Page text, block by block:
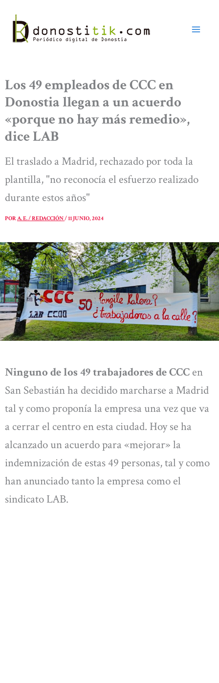
contenido
Los 49 empleados de CCC en
Donostia llegan a un acuerdo
«porque no hay más remedio»,
dice LAB
El traslado a Madrid, rechazado por toda la
plantilla, "no reconocía el esfuerzo realizado
durante estos años"
PORA. E. / REDACCIÓN/11 JUNIO, 2024
Ninguno de los 49 trabajadores de CCC en
San Sebastián ha decidido marcharse a Madrid
tal y como proponía la empresa una vez que va
a cerrar el centro en esta ciudad. Hoy se ha
alcanzado un acuerdo para «mejorar» la
indemnización de estas 49 personas, tal y como
han anunciado tanto la empresa como el
sindicato LAB.